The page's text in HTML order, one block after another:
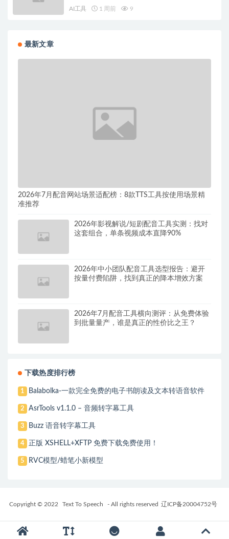
AI工具 1 周前 9
最新文章
2026年7月配音网站场景适配榜：8款TTS工具按使用场景精
准推荐
2026年影视解说/短剧配音工具实测：找对
这套组合，单条视频成本直降90%
2026年中小团队配音工具选型报告：避开
按量付费陷阱，找到真正的降本增效方案
2026年7月配音工具横向测评：从免费体验
到批量量产，谁是真正的性价比之王？
下载热度排行榜
1 Balabolka-一款完全免费的电子书朗读及文本转语音软件
2 AsrTools v1.1.0 – 音频转字幕工具
3 Buzz 语音转字幕工具
4 正版 XSHELL+XFTP 免费下载免费使用！
5 RVC模型/蜡笔小新模型
Copyright © 2022 Text To Speech - All rights reserved 辽ICP备20004752号